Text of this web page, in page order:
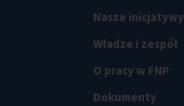
Nasze inicjatywy
Władze i zespół
O pracy w FNP
Dokumenty